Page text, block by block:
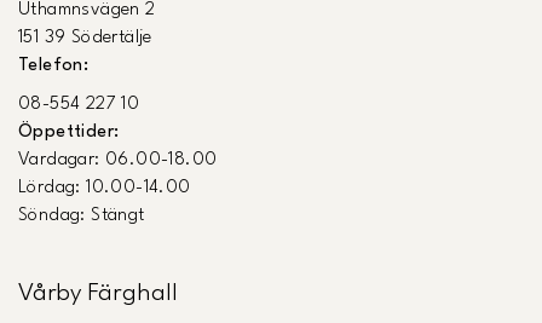
Uthamnsvägen 2
151 39 Södertälje
Telefon:
08-554 227 10
Öppettider:
Vardagar: 06.00-18.00
Lördag: 10.00-14.00
Söndag: Stängt
Vårby Färghall